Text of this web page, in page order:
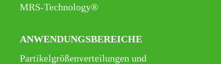
MRS-Technology®
ANWENDUNGSBEREICHE
Navigation
Partikelgrößenverteilungen und